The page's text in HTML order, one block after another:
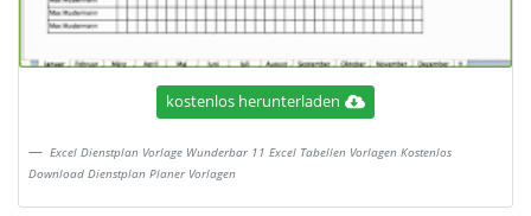
kostenlos herunterladen
Excel Dienstplan Vorlage Wunderbar 11 Excel Tabellen Vorlagen Kostenlos
Download Dienstplan Planer Vorlagen